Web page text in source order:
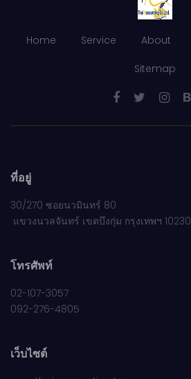
Home Service About
Sitemap
ที่อยู่
30/270 ซอยนวมินทร์ 80
แขวงนวลจันทร์ เขตบึงกุ่ม กรุงเทพฯ 10230
โทรศัพท์
02-107-3057
092-276-4805
เว็บไซต์